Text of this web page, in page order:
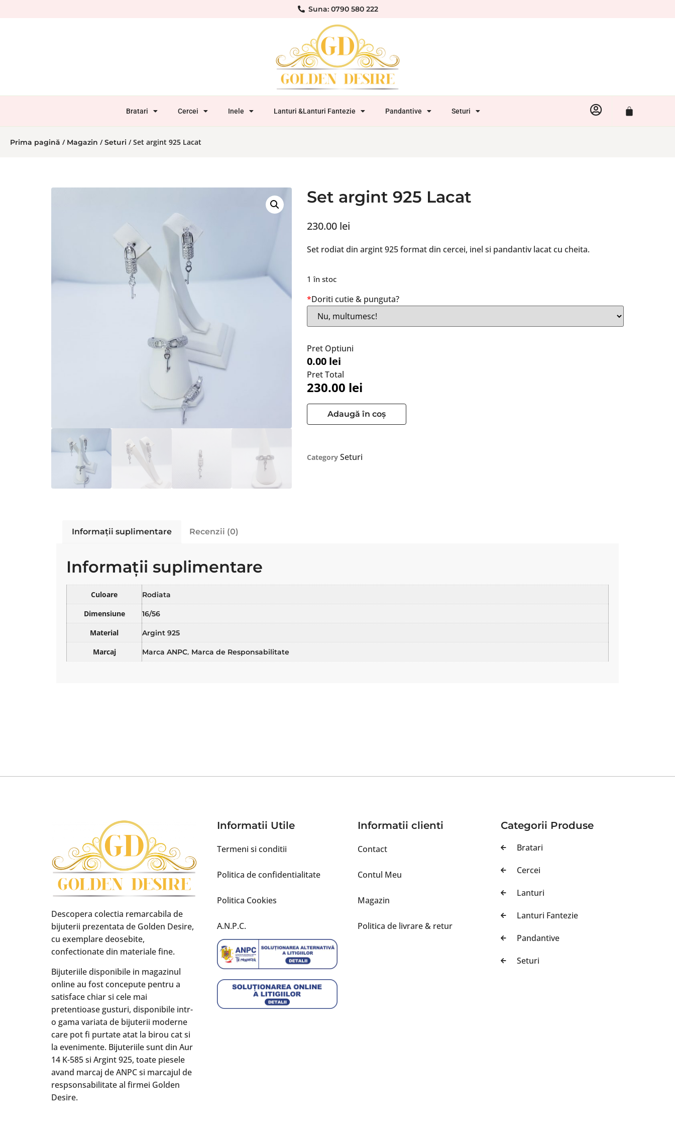
Suna: 0790 580 222
Bratari Cercei Inele Lanturi &Lanturi Fantezie Pandantive Seturi
Prima pagină / Magazin /Seturi / Set argint 925 Lacat
Set argint 925 Lacat
230.00 lei
Set rodiat din argint 925 format din cercei, inel si pandantiv lacat cu cheita.
1 în stoc
*Doriti cutie & punguta?
Pret Optiuni
0.00 lei
Pret Total
230.00 lei
Adaugă în coș
Category Seturi
Informații suplimentare Recenzii (0)
Informații suplimentare
Culoare Rodiata
Dimensiune 16/56
Material Argint 925
Marcaj Marca ANPC, Marca de Responsabilitate
Descopera colectia remarcabila de
bijuterii prezentata de Golden Desire,
cu exemplare deosebite,
confectionate din materiale fine.
Bijuteriile disponibile in magazinul
online au fost concepute pentru a
satisface chiar si cele mai
pretentioase gusturi, disponibile intr-
o gama variata de bijuterii moderne
care pot fi purtate atat la birou cat si
la evenimente. Bijuteriile sunt din Aur
14 K-585 si Argint 925, toate piesele
avand marcaj de ANPC si marcajul de
respsonsabilitate al firmei Golden
Desire.
Informatii Utile
Termeni si conditii
Politica de confidentialitate
Politica Cookies
A.N.P.C.
Informatii clienti
Contact
Contul Meu
Magazin
Politica de livrare & retur
Categorii Produse
Bratari
Cercei
Lanturi
Lanturi Fantezie
Pandantive
Seturi